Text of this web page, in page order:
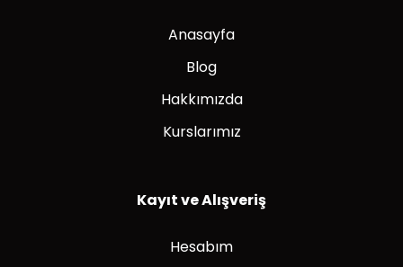
Anasayfa
Blog
Hakkımızda
Kurslarımız
Kayıt ve Alışveriş
Hesabım